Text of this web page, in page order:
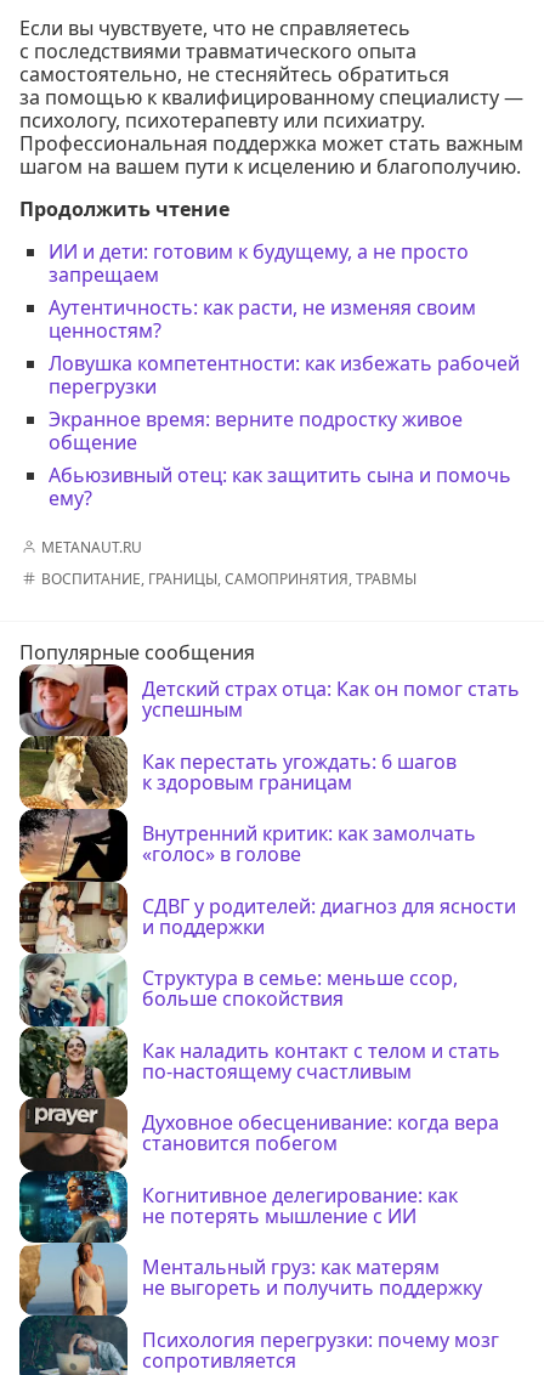
Если вы чувствуете, что не справляетесь
с последствиями травматического опыта
самостоятельно, не стесняйтесь обратиться
за помощью к квалифицированному специалисту —
психологу, психотерапевту или психиатру.
Профессиональная поддержка может стать важным
шагом на вашем пути к исцелению и благополучию.
Продолжить чтение
ИИ и дети: готовим к будущему, а не просто
запрещаем
Аутентичность: как расти, не изменяя своим
ценностям?
Ловушка компетентности: как избежать рабочей
перегрузки
Экранное время: верните подростку живое
общение
Абьюзивный отец: как защитить сына и помочь
ему?
METANAUT.RU
ВОСПИТАНИЕ, ГРАНИЦЫ,САМОПРИНЯТИЯ,ТРАВМЫ
Популярные сообщения
Детский страх отца: Как он помог стать
успешным
Как перестать угождать: 6 шагов
к здоровым границам
Внутренний критик: как замолчать
«голос» в голове
СДВГ у родителей: диагноз для ясности
и поддержки
Структура в семье: меньше ссор,
больше спокойствия
Как наладить контакт с телом и стать
по-настоящему счастливым
Духовное обесценивание: когда вера
становится побегом
Когнитивное делегирование: как
не потерять мышление с ИИ
Ментальный груз: как матерям
не выгореть и получить поддержку
Психология перегрузки: почему мозг
сопротивляется